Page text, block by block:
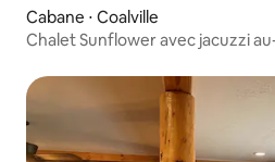
Cabane ⋅ Coalville
Chalet Sunflower avec jacuzzi